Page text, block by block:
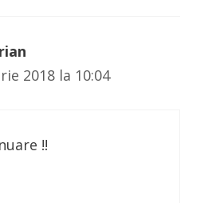
2018 la 10:04
!!